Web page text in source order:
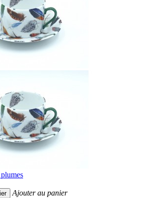
Ajouter au panier